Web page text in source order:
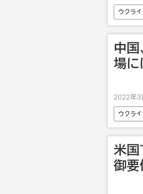
ウクラ
中
場に
2022年3
ウクラ
米
御要